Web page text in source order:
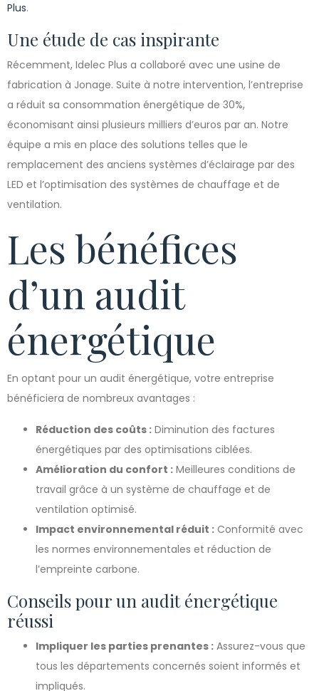
Plus.
Une étude de cas inspirante
Récemment, Idelec Plus a collaboré avec une usine de
fabrication à Jonage. Suite à notre intervention, l’entreprise
a réduit sa consommation énergétique de 30%,
économisant ainsi plusieurs milliers d’euros par an. Notre
équipe a mis en place des solutions telles que le
remplacement des anciens systèmes d’éclairage par des
LED et l’optimisation des systèmes de chauffage et de
ventilation.
Les bénéfices
d’un audit
énergétique
En optant pour un audit énergétique, votre entreprise
bénéficiera de nombreux avantages :
Réduction des coûts : Diminution des factures
énergétiques par des optimisations ciblées.
Amélioration du confort : Meilleures conditions de
travail grâce à un système de chauffage et de
ventilation optimisé.
Impact environnemental réduit : Conformité avec
les normes environnementales et réduction de
l’empreinte carbone.
Conseils pour un audit énergétique
réussi
Impliquer les parties prenantes : Assurez-vous que
tous les départements concernés soient informés et
impliqués.